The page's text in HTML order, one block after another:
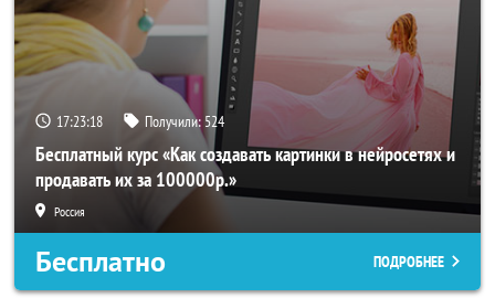
17:23:18 Получили: 524
Бесплатный курс «Как создавать картинки в нейросетях и
продавать их за 100000р.»
Россия
Бесплатно ПОДРОБНЕЕ